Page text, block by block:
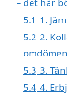
– det här
5.1 1.
5.2 2.
omdömen
5.3 3.
5.4 4.